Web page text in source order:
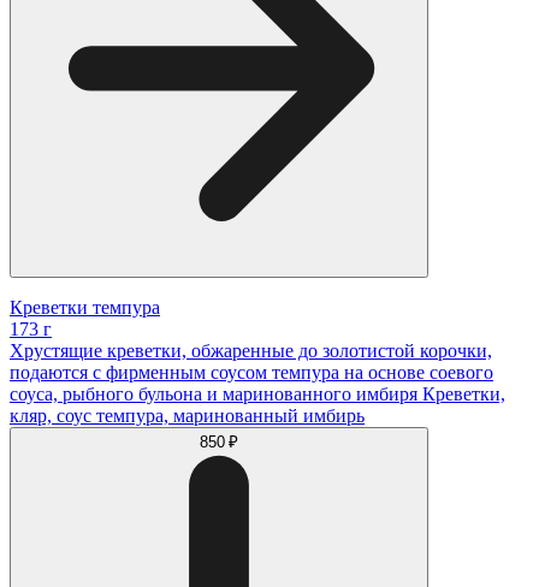
Креветки темпура
173 г
Хрустящие креветки, обжаренные до золотистой корочки,
подаются с фирменным соусом темпура на основе соевого
соуса, рыбного бульона и маринованного имбиря Креветки,
кляр, соус темпура, маринованный имбирь
850 ₽